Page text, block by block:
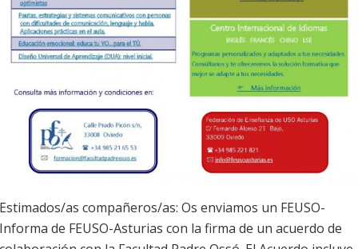
Estimados/as compañeros/as: Os enviamos un FEUSO-
Informa de FEUSO-Asturias con la firma de un acuerdo de